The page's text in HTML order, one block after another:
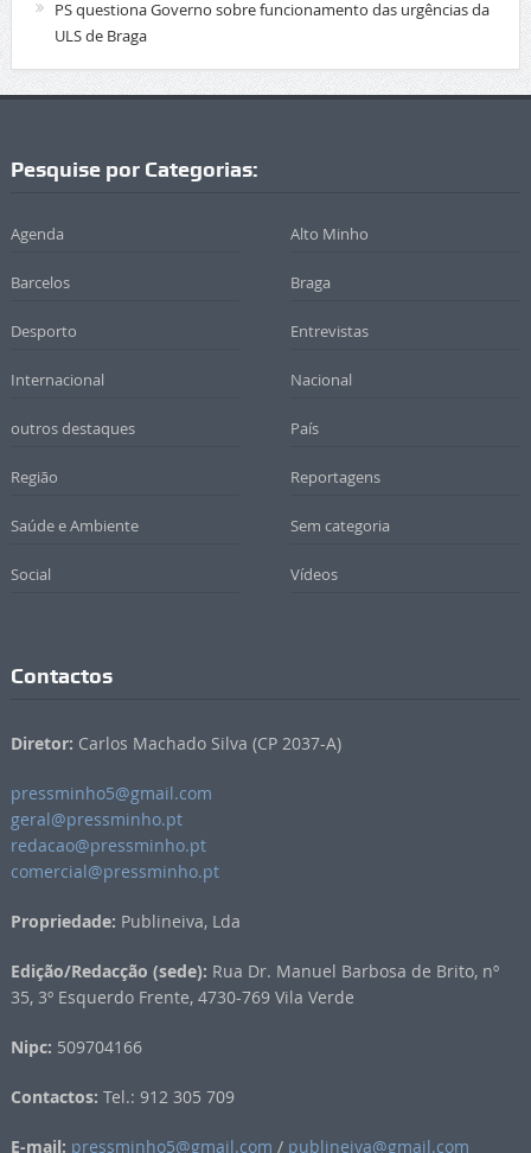
PS questiona Governo sobre funcionamento das urgências da
ULS de Braga
Pesquise por Categorias:
Agenda Alto Minho
Barcelos Braga
Desporto Entrevistas
Internacional Nacional
outros destaques País
Região Reportagens
Saúde e Ambiente Sem categoria
Social Vídeos
Contactos
Diretor: Carlos Machado Silva (CP 2037-A)
pressminho5@gmail.com
geral@pressminho.pt
redacao@pressminho.pt
comercial@pressminho.pt
Propriedade: Publineiva, Lda
Edição/Redacção (sede): Rua Dr. Manuel Barbosa de Brito, nº
35, 3º Esquerdo Frente, 4730-769 Vila Verde
Nipc: 509704166
Contactos: Tel.: 912 305 709
E-mail: pressminho5@gmail.com / publineiva@gmail.com